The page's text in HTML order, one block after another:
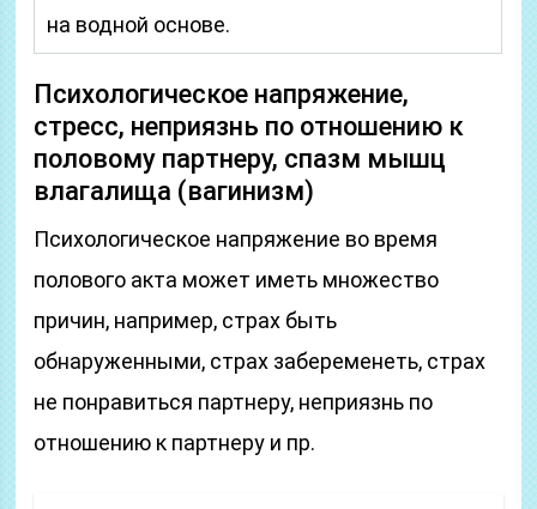
на водной основе.
Психологическое напряжение,
стресс, неприязнь по отношению к
половому партнеру, спазм мышц
влагалища (вагинизм)
Психологическое напряжение во время
полового акта может иметь множество
причин, например, страх быть
обнаруженными, страх забеременеть, страх
не понравиться партнеру, неприязнь по
отношению к партнеру и пр.